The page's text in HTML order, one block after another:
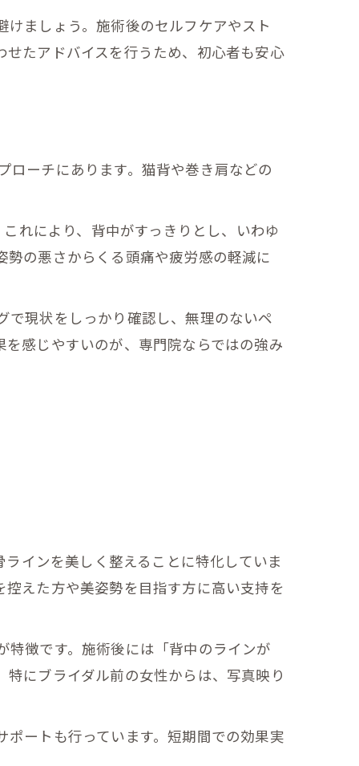
ましょう。施術後のセルフケアやスト
たアドバイスを行うため、初心者も安心
ーチにあります。猫背や巻き肩などの
れにより、背中がすっきりとし、いわゆ
の悪さからくる頭痛や疲労感の軽減に
で現状をしっかり確認し、無理のないペ
感じやすいのが、専門院ならではの強み
インを美しく整えることに特化していま
えた方や美姿勢を目指す方に高い支持を
徴です。施術後には「背中のラインが
にブライダル前の女性からは、写真映り
ートも行っています。短期間での効果実